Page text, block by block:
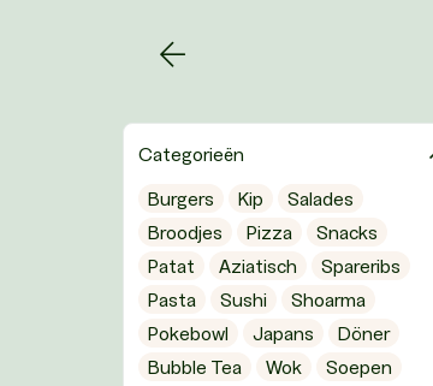
Categorieën
Burgers
Kip
Salades
Broodjes
Pizza
Snacks
Patat
Aziatisch
Spareribs
Pasta
Sushi
Shoarma
Pokebowl
Japans
Döner
Bubble Tea
Wok
Soepen